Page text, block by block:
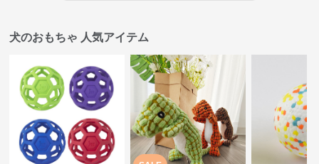
犬のおもちゃ 人気アイテム